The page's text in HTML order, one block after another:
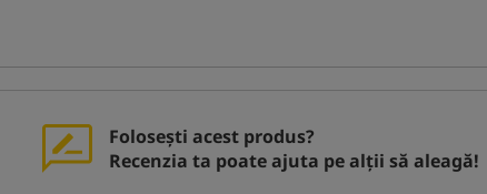
Folosești acest produs?
Recenzia ta poate ajuta pe alții să aleagă!